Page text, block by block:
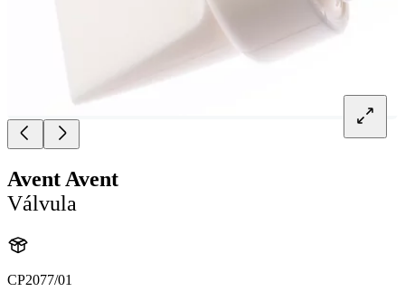
Avent Avent
Válvula
CP2077/01